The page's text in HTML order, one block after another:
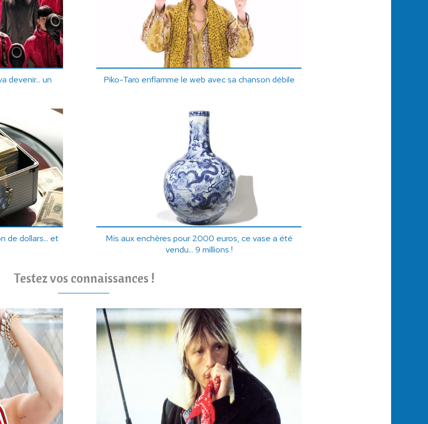
devenir... un
Piko-Taro enflamme le web avec sa chanson débile
de dollars... et
Mis aux enchères pour 2000 euros, ce vase a été
vendu... 9 millions !
Testez vos connaissances !